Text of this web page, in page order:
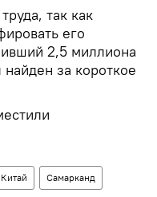
так как
его
2,5 миллиона
за короткое
Китай Самарканд